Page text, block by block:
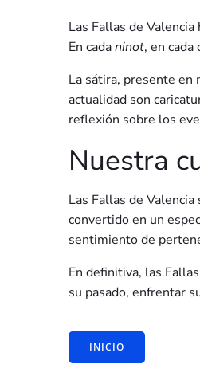
Las Fallas de
En cadaninot, en
La sátira, presente en
actualidad son
reflexión sobre los
Nuestra
Las Fallas de
convertido en un
sentimiento de
En definitiva, las
su pasado, enfrentar
INICIO